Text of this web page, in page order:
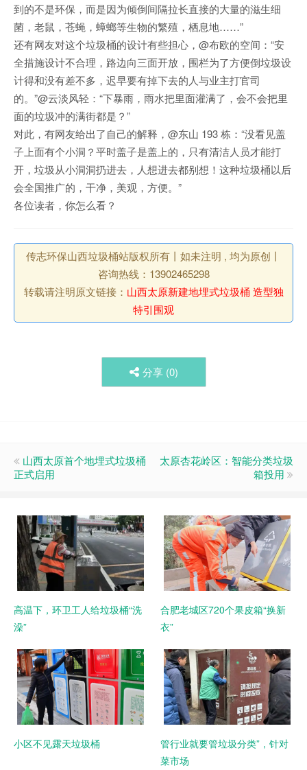
到的不是环保，而是因为倾倒间隔拉长直接的大量的滋生细
菌，老鼠，苍蝇，蟑螂等生物的繁殖，栖息地……”
还有网友对这个垃圾桶的设计有些担心，@布欧的空间：“安
全措施设计不合理，路边向三面开放，围栏为了方便倒垃圾设
计得和没有差不多，迟早要有掉下去的人与业主打官司
的。”@云淡风轻：“下暴雨，雨水把里面灌满了，会不会把里
面的垃圾冲的满街都是？”
对此，有网友给出了自己的解释，@东山 193 栋：“没看见盖
子上面有个小洞？平时盖子是盖上的，只有清洁人员才能打
开，垃圾从小洞洞扔进去，人想进去都别想！这种垃圾桶以后
会全国推广的，干净，美观，方便。”
各位读者，你怎么看？
传志环保山西垃圾桶站版权所有丨如未注明 , 均为原创丨
咨询热线：13902465298
转载请注明原文链接： 山西太原新建地埋式垃圾桶 造型独
特引围观
分享 (0)
山西太原首个地埋式垃圾桶
正式启用
太原杏花岭区：智能分类垃圾
箱投用
高温下，环卫工人给垃圾桶“洗
澡”
合肥老城区720个果皮箱“换新
衣”
小区不见露天垃圾桶
管行业就要管垃圾分类”，针对
菜市场